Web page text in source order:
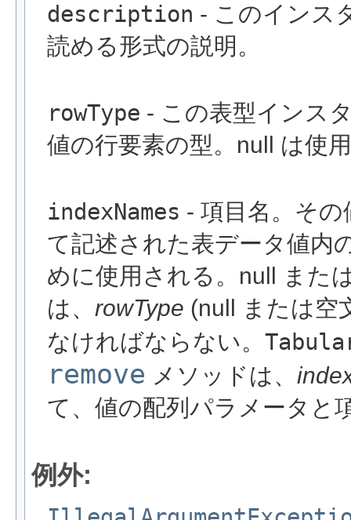
description - このインス
読める形式の説明。
rowType - この表型インス
値の行要素の型。null は使
indexNames - 項目名。そ
て記述された表データ値内
めに使用される。null また
は、 rowType (null または空
なければならない。
remove メソッドは、
て、値の配列パラメータと
例外: